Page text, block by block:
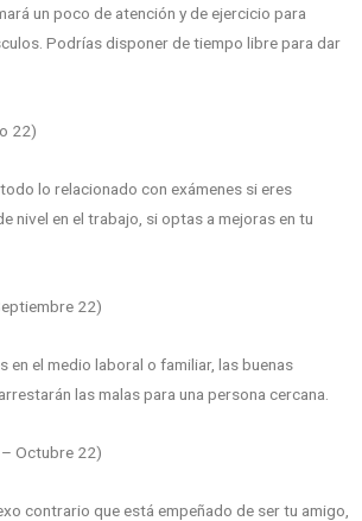
un poco de atención y de ejercicio para
Podrías disponer de tiempo libre para dar
22)
lo relacionado con exámenes si eres
nivel en el trabajo, si optas a mejoras en tu
22)
en el medio laboral o familiar, las buenas
las malas para una persona cercana.
Octubre 22)
contrario que está empeñado de ser tu amigo,